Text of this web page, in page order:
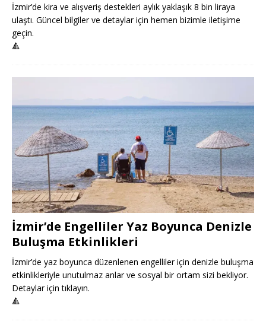
İzmir’de kira ve alışveriş destekleri aylık yaklaşık 8 bin liraya
ulaştı. Güncel bilgiler ve detaylar için hemen bizimle iletişime
geçin.
🔺
İzmir’de Engelliler Yaz Boyunca Denizle
Buluşma Etkinlikleri
İzmir’de yaz boyunca düzenlenen engelliler için denizle buluşma
etkinlikleriyle unutulmaz anlar ve sosyal bir ortam sizi bekliyor.
Detaylar için tıklayın.
🔺